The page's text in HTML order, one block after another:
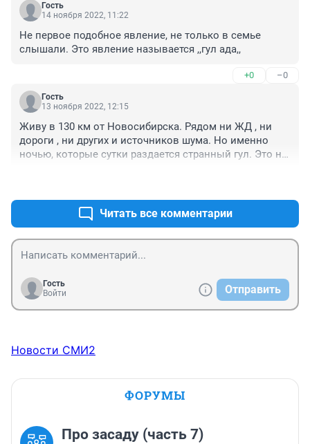
Гость
14 ноября 2022, 11:22
Не первое подобное явление, не только в семье
слышали. Это явление называется ,,гул ада,,
+0 –0
Гость
13 ноября 2022, 12:15
Живу в 130 км от Новосибирска. Рядом ни ЖД , ни
дороги , ни других и источников шума. Но именно
ночью, которые сутки раздается странный гул. Это не
Читать все комментарии
Гость
Войти
Отправить
Новости СМИ2
ФОРУМЫ
Про засаду (часть 7)